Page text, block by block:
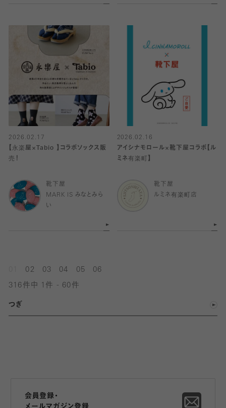
2026.02.17
【永楽屋×Tabio 】コラボソックス販
売！
靴下屋
MARK IS みなとみら
い
2026.02.16
アイシナモロール×靴下屋コラボ【ル
ミネ有楽町】
靴下屋
ルミネ有楽町店
02 03 04 05 06
316件中 1件 - 60件
つぎ
会員登録・